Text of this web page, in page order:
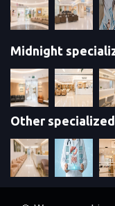
Midnight
Other